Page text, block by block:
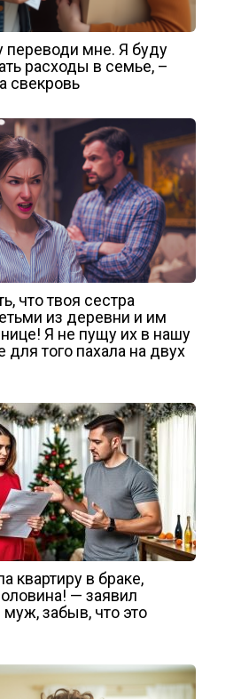
переводи мне. Я буду
расходы в семье, –
свекровь
что твоя сестра
из деревни и им
Я не пущу их в нашу
для того пахала на двух
квартиру в браке,
— заявил
забыв, что это